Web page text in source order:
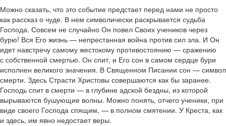
Можно сказать, что это событие предстает перед нами не просто
как рассказ о чуде. В нем символически раскрывается судьба
Господа. Совсем не случайно Он повел Своих учеников через
бурю! Вся Его жизнь — непрестанная война против сил зла. И Он
идет навстречу самому жестокому противостоянию — сражению
с собственной смертью. Он спит, и Его сон в самом сердце бури
исполнен великого значения. В Священном Писании сон — символ
смерти. Здесь Страсти Христовы совершаются как бы заранее.
Господь спит в смерти — в глубине адской бездны, из которой
вырываются бушующие волны. Можно понять, отчего ученики, при
виде своего Господа спящим, — в полном смятении. У Креста, как
и здесь, им явно недостает веры.